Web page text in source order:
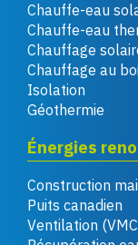
Chauffe-eau
Chauffe-eau
Chauffage
Chauffage au
Isolation
Géothermie
Énergies
Construction
Puits canadien
Ventilation